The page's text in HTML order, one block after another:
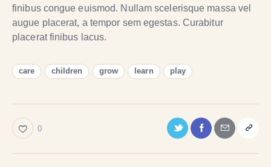
finibus congue euismod. Nullam scelerisque massa vel
augue placerat, a tempor sem egestas. Curabitur
placerat finibus lacus.
care children grow learn play
0